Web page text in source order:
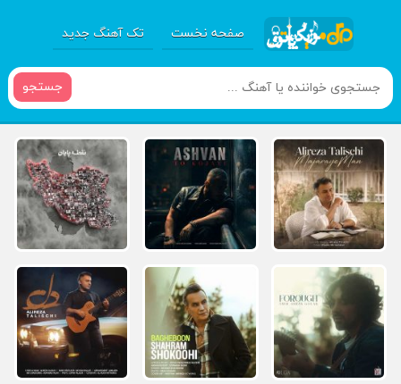
صفحه نخست تک آهنگ جدید
جستجو